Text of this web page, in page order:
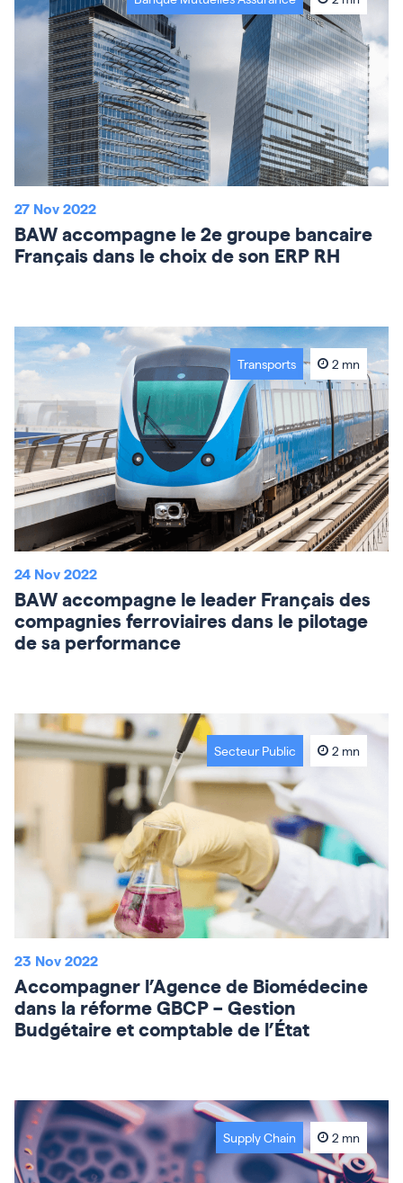
27 Nov 2022
BAW accompagne le 2e groupe bancaire
Français dans le choix de son ERP RH
Transports 2 mn
24 Nov 2022
BAW accompagne le leader Français des
compagnies ferroviaires dans le pilotage
de sa performance
Secteur Public 2 mn
23 Nov 2022
Accompagner l’Agence de Biomédecine
dans la réforme GBCP – Gestion
Budgétaire et comptable de l’État
Supply Chain 2 mn